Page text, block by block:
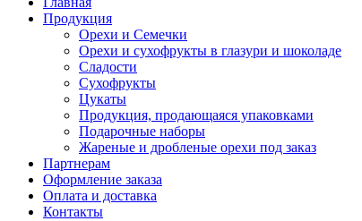
Продукция
Орехи и Семечки
Орехи и сухофрукты в глазури и шоколаде
Сладости
Сухофрукты
Цукаты
Продукция, продающаяся упаковками
Подарочные наборы
Жареные и дробленые орехи под заказ
Партнерам
Оформление заказа
Оплата и доставка
Контакты